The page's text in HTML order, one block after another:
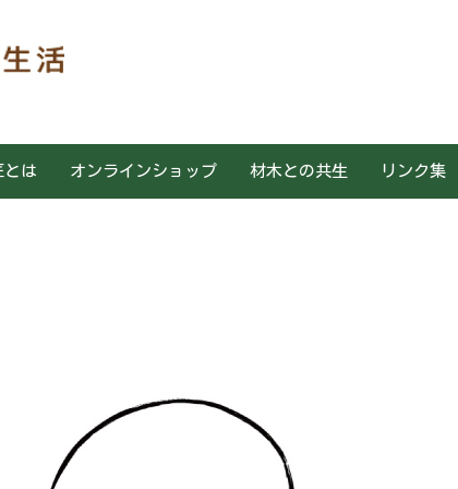
とは オンラインショップ 材木との共生 リンク集